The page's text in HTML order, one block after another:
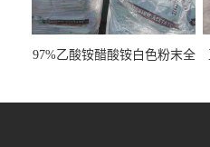
97%乙酸铵醋酸铵白色粉末全